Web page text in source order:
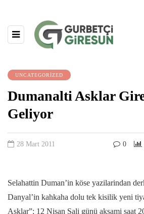
UNCATEGORIZED
Dumanalti Asklar
Geliyor
28 Mart 2011 0
Selahattin Duman’in köse yazilarindan
Danyal’in kahkaha dolu tek kisilik yeni
Asklar”; 12 Nisan Sali günü aksami saat